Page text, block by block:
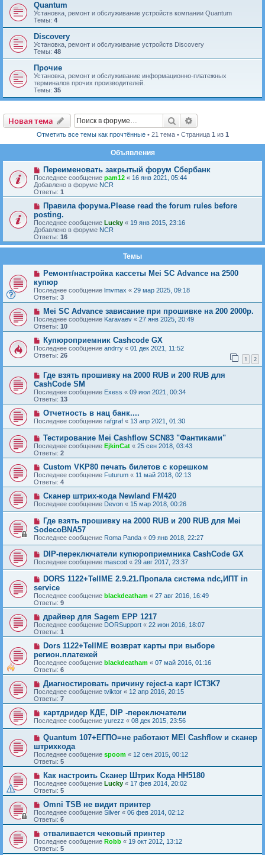
Quantum
Установка, ремонт и обслуживание устройств компании Quantum
Темы: 4
Discovery
Установка, ремонт и обслуживание устройств Discovery
Темы: 48
Прочие
Установка, ремонт и обслуживание информационно-платежных
терминалов прочих производителей.
Темы: 35
Новая тема
Новаятема Поиск
Отметить все темы как прочтённые• 21 тема • Страница 1 из 1
Объявления
Переименовать закрытый форум Сбербанк
Последнее сообщение pam12 « 16 янв 2021, 05:44
Добавлено в форуме NCR
Ответы: 1
Правила форума.Please read the forum rules before
posting.
Последнее сообщение Lucky « 19 янв 2015, 23:16
Добавлено в форуме NCR
Ответы: 16
Темы
Ремонт/настройка кассеты Mei SC Advance на 2500
купюр
Последнее сообщение lmvmax « 29 мар 2025, 09:18
Ответы: 3
Mei SC Advance зависание при прошивке на 200 2000р.
Последнее сообщение Karavaev « 27 янв 2025, 20:49
Ответы: 10
Купюроприемник Cashcode GX
Последнее сообщение andrry « 01 дек 2021, 11:52
Ответы: 26 1 2
Где взять прошивку на 2000 RUB и 200 RUB для
CashCode SM
Последнее сообщение Exess « 09 июл 2021, 00:34
Ответы: 13
Отчетность в нац банк....
Последнее сообщение rafgraf « 13 апр 2021, 01:30
Тестирование Mei Cashflow SCN83 "Фантиками"
Последнее сообщение EjkinCat « 25 сен 2018, 03:43
Ответы: 2
Custom VKP80 печать билетов с корешком
Последнее сообщение Futurum « 11 май 2018, 02:13
Ответы: 4
Сканер штрих-кода Newland FM420
Последнее сообщение Devon « 15 мар 2018, 00:26
Где взять прошивку на 2000 RUB и 200 RUB для Mei
SodecoBNA57
Последнее сообщение Roma Panda « 09 янв 2018, 22:27
DIP-переключатели купюроприемника CashCode GX
Последнее сообщение mascod « 29 авг 2017, 23:37
DORS 1122+TellME 2.9.21.Пропала система ndc,ИПТ in
service
Последнее сообщение blackdeatham « 27 авг 2016, 16:49
Ответы: 9
драйвер для Sagem EPP 1217
Последнее сообщение DORSupport « 22 июн 2016, 18:07
Ответы: 1
Dors 1122+TellME возврат карты при выборе
регион.платежей
Последнее сообщение blackdeatham « 07 май 2016, 01:16
Ответы: 6
Диагностировать причину reject-а карт ICT3K7
Последнее сообщение tviktor « 12 апр 2016, 20:15
Ответы: 7
картдридер КДЕ, DIP -переключатели
Последнее сообщение yurezz « 08 дек 2015, 23:56
Quantum 107+ЕГПО=не работают MEI Cashflow и сканер
штрихкода
Последнее сообщение spoom « 12 сен 2015, 00:12
Ответы: 5
Как настроить Сканер Штрих Кода HH5180
Последнее сообщение Lucky « 17 фев 2014, 20:02
Ответы: 5
Omni TSB не видит принтер
Последнее сообщение Silver « 06 фев 2014, 02:12
Ответы: 6
отваливается чековый принтер
Последнее сообщение Robb « 19 окт 2012, 13:12
Ответы: 5